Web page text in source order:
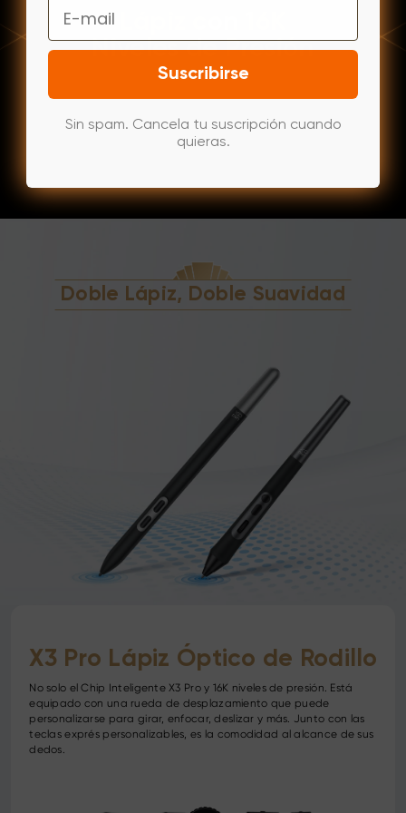
Niveles de Presión
Doble Lápiz, Doble Suavidad
X3 Pro Lápiz Óptico de Rodillo
No solo el Chip Inteligente X3 Pro y 16K niveles de presión. Está
equipado con una rueda de desplazamiento que puede
personalizarse para girar, enfocar, deslizar y más. Junto con las
teclas exprés personalizables, es la comodidad al alcance de sus
dedos.
Email
Suscribirse
Sin spam. Cancela tu suscripción cuando
quieras.